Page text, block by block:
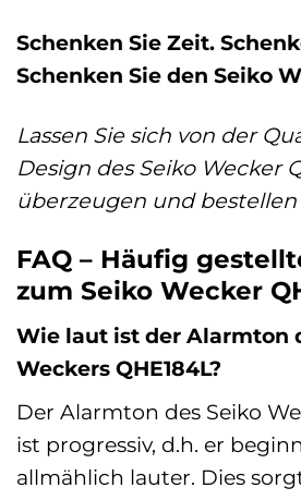
Schenken Sie Zeit.
Schenken Sie den Seiko
Lassen Sie sich von der
Design des Seiko Wecker
überzeugen und
FAQ – Häufig
zum Seiko Wecker
Wie laut ist der Alarmton
Weckers QHE184L?
Der Alarmton des Seiko
ist progressiv, d.h. er
allmählich lauter. Dies